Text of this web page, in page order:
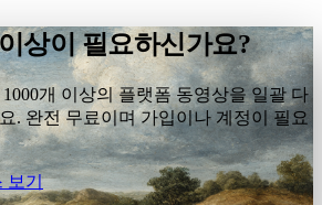
상이 필요하신가요?
개 이상의 플랫폼 동영상을 일괄 다
. 완전 무료이며 가입이나 계정이 필요
보기